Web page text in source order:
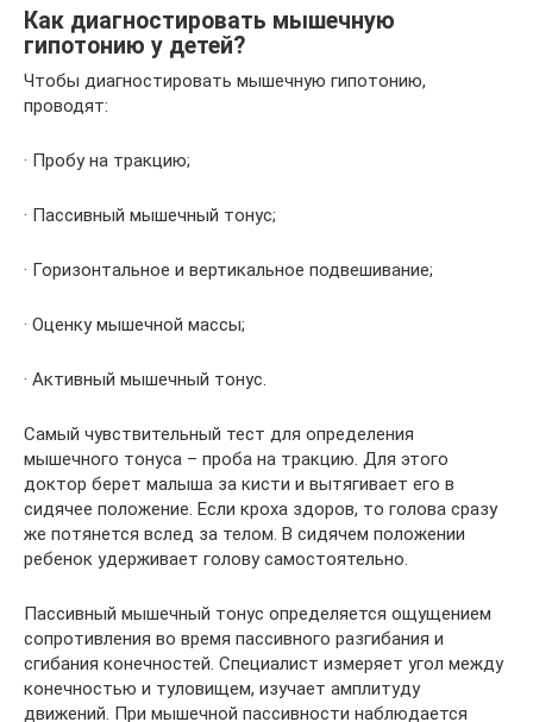
Как диагностировать мышечную
гипотонию у детей?
Чтобы диагностировать мышечную гипотонию,
проводят:
· Пробу на тракцию;
· Пассивный мышечный тонус;
· Горизонтальное и вертикальное подвешивание;
· Оценку мышечной массы;
· Активный мышечный тонус.
Самый чувствительный тест для определения
мышечного тонуса – проба на тракцию. Для этого
доктор берет малыша за кисти и вытягивает его в
сидячее положение. Если кроха здоров, то голова сразу
же потянется вслед за телом. В сидячем положении
ребенок удерживает голову самостоятельно.
Пассивный мышечный тонус определяется ощущением
сопротивления во время пассивного разгибания и
сгибания конечностей. Специалист измеряет угол между
конечностью и туловищем, изучает амплитуду
движений. При мышечной пассивности наблюдается